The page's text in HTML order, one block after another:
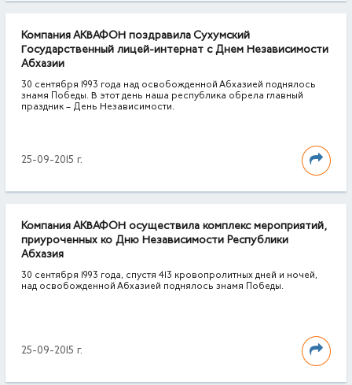
Компания АКВАФОН поздравила Сухумский
Государственный лицей-интернат с Днем Независимости
Абхазии
30 сентября 1993 года над освобожденной Абхазией поднялось
знамя Победы. В этот день наша республика обрела главный
праздник – День Независимости.
25-09-2015 г.
Компания АКВАФОН осуществила комплекс мероприятий,
приуроченных ко Дню Независимости Республики
Абхазия
30 сентября 1993 года, спустя 413 кровопролитных дней и ночей,
над освобожденной Абхазией поднялось знамя Победы.
25-09-2015 г.